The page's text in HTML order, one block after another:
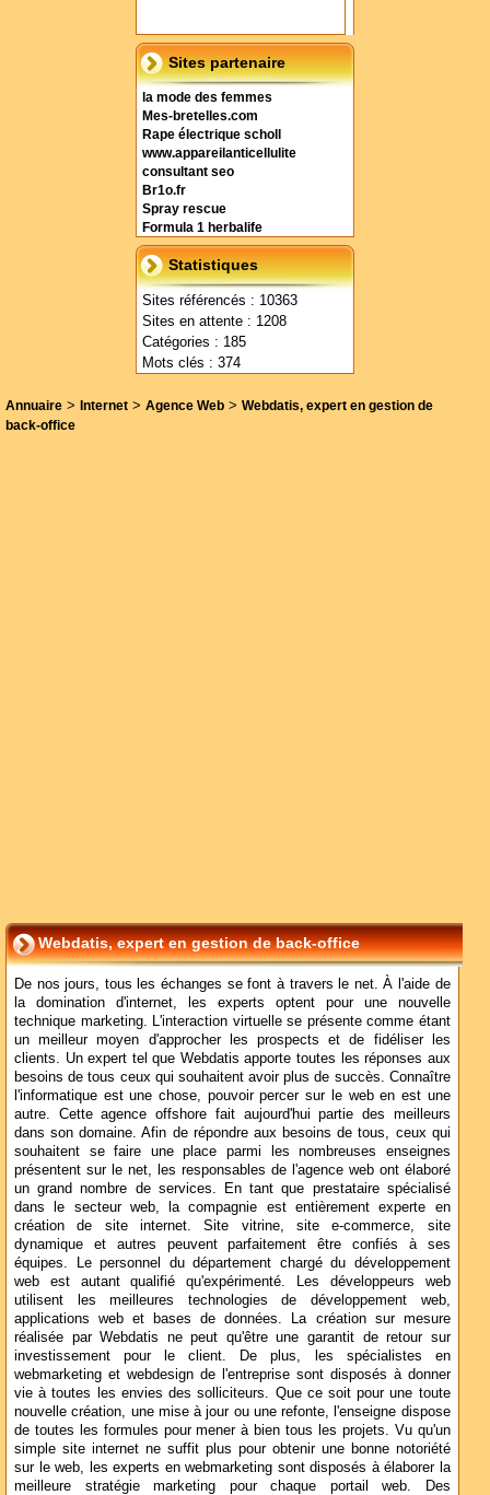
Sites partenaire
la mode des femmes
Mes-bretelles.com
Rape électrique scholl
www.appareilanticellulite
consultant seo
Br1o.fr
Spray rescue
Formula 1 herbalife
Statistiques
Sites référencés : 10363
Sites en attente : 1208
Catégories : 185
Mots clés : 374
Annuaire > Internet > Agence Web > Webdatis, expert en gestion de
back-office
Webdatis, expert en gestion de back-office
De nos jours, tous les échanges se font à travers le net. À l'aide de
la domination d'internet, les experts optent pour une nouvelle
technique marketing. L'interaction virtuelle se présente comme étant
un meilleur moyen d'approcher les prospects et de fidéliser les
clients. Un expert tel que Webdatis apporte toutes les réponses aux
besoins de tous ceux qui souhaitent avoir plus de succès. Connaître
l'informatique est une chose, pouvoir percer sur le web en est une
autre. Cette agence offshore fait aujourd'hui partie des meilleurs
dans son domaine. Afin de répondre aux besoins de tous, ceux qui
souhaitent se faire une place parmi les nombreuses enseignes
présentent sur le net, les responsables de l'agence web ont élaboré
un grand nombre de services. En tant que prestataire spécialisé
dans le secteur web, la compagnie est entièrement experte en
création de site internet. Site vitrine, site e-commerce, site
dynamique et autres peuvent parfaitement être confiés à ses
équipes. Le personnel du département chargé du développement
web est autant qualifié qu'expérimenté. Les développeurs web
utilisent les meilleures technologies de développement web,
applications web et bases de données. La création sur mesure
réalisée par Webdatis ne peut qu'être une garantit de retour sur
investissement pour le client. De plus, les spécialistes en
webmarketing et webdesign de l'entreprise sont disposés à donner
vie à toutes les envies des solliciteurs. Que ce soit pour une toute
nouvelle création, une mise à jour ou une refonte, l'enseigne dispose
de toutes les formules pour mener à bien tous les projets. Vu qu'un
simple site internet ne suffit plus pour obtenir une bonne notoriété
sur le web, les experts en webmarketing sont disposés à élaborer la
meilleure stratégie marketing pour chaque portail web. Des